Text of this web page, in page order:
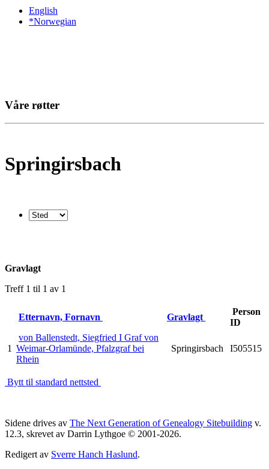
English
*Norwegian
Våre røtter
Springirsbach
Gravlagt
Treff 1 til 1 av 1
Etternavn, Fornavn Gravlagt
Person
ID
1
von Ballenstedt, Siegfried I Graf von
Weimar-Orlamünde, Pfalzgraf bei
Rhein
Springirsbach I505515
Bytt til standard nettsted
Sidene drives av The Next Generation of Genealogy Sitebuilding v.
12.3, skrevet av Darrin Lythgoe © 2001-2026.
Redigert av Sverre Hanch Haslund.